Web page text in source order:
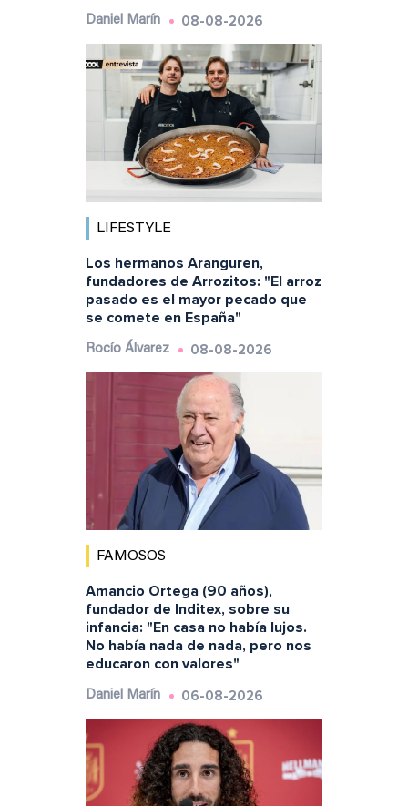
Daniel Marín 08-08-2026
LIFESTYLE
Los hermanos Aranguren,
fundadores de Arrozitos: "El arroz
pasado es el mayor pecado que
se comete en España"
Rocío Álvarez 08-08-2026
FAMOSOS
Amancio Ortega (90 años),
fundador de Inditex, sobre su
infancia: "En casa no había lujos.
No había nada de nada, pero nos
educaron con valores"
Daniel Marín 06-08-2026